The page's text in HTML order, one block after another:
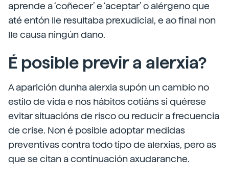
aprende a ‘coñecer’ e ‘aceptar’ o alérgeno que
até entón lle resultaba prexudicial, e ao final non
lle causa ningún dano.
É posible previr a alerxia?
A aparición dunha alerxia supón un cambio no
estilo de vida e nos hábitos cotiáns si quérese
evitar situacións de risco ou reducir a frecuencia
de crise. Non é posible adoptar medidas
preventivas contra todo tipo de alerxias, pero as
que se citan a continuación axudaranche.